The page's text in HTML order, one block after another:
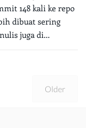
148 kali ke repo
dibuat sering
juga di...
Older